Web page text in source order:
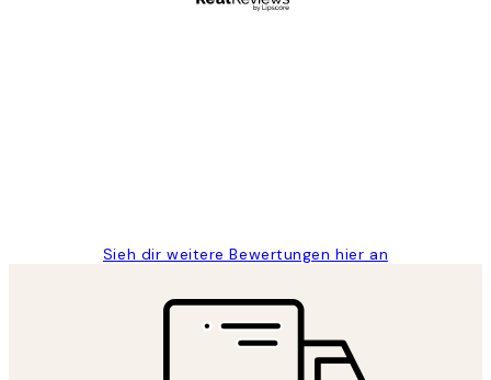
Sieh dir weitere Bewertungen hier an